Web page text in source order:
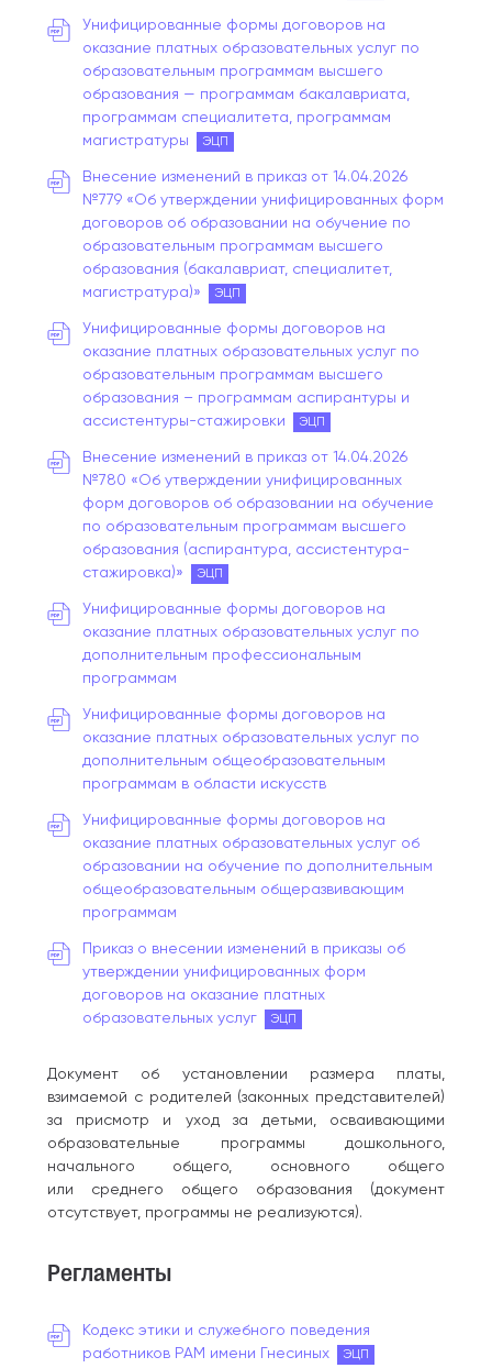
Унифицированные формы договоров на
оказание платных образовательных услуг по
образовательным программам высшего
образования — программам бакалавриата,
программам специалитета, программам
магистратуры
ЭЦП
Внесение изменений в приказ от 14.04.2026
№779 «Об утверждении унифицированных форм
договоров об образовании на обучение по
образовательным программам высшего
образования (бакалавриат, специалитет,
магистратура)»
ЭЦП
Унифицированные формы договоров на
оказание платных образовательных услуг по
образовательным программам высшего
образования – программам аспирантуры и
ассистентуры-стажировки
ЭЦП
Внесение изменений в приказ от 14.04.2026
№780 «Об утверждении унифицированных
форм договоров об образовании на обучение
по образовательным программам высшего
образования (аспирантура, ассистентура-
стажировка)»
ЭЦП
Унифицированные формы договоров на
оказание платных образовательных услуг по
дополнительным профессиональным
программам
Унифицированные формы договоров на
оказание платных образовательных услуг по
дополнительным общеобразовательным
программам в области искусств
Унифицированные формы договоров на
оказание платных образовательных услуг об
образовании на обучение по дополнительным
общеобразовательным общеразвивающим
программам
Приказ о внесении изменений в приказы об
утверждении унифицированных форм
договоров на оказание платных
образовательных услуг
ЭЦП
Документ об установлении размера платы,
взимаемой с родителей (законных представителей)
за присмотр и уход за детьми, осваивающими
образовательные программы дошкольного,
начального общего, основного общего
или среднего общего образования (документ
отсутствует, программы не реализуются).
Регламенты
Кодекс этики и служебного поведения
работников РАМ имени Гнесиных
ЭЦП